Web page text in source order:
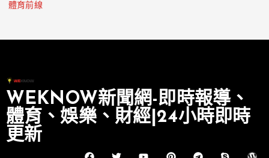
體育前線
WEKNOW新聞網-即時報導、
體育、娛樂、財經|24小時即時
更新